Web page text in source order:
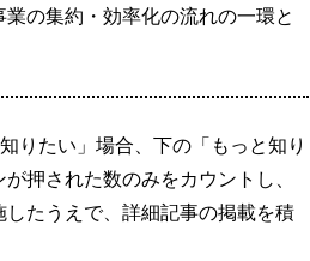
の集約・効率化の流れの一環と
りたい」場合、下の「もっと知り
押された数のみをカウントし、
たうえで、詳細記事の掲載を積